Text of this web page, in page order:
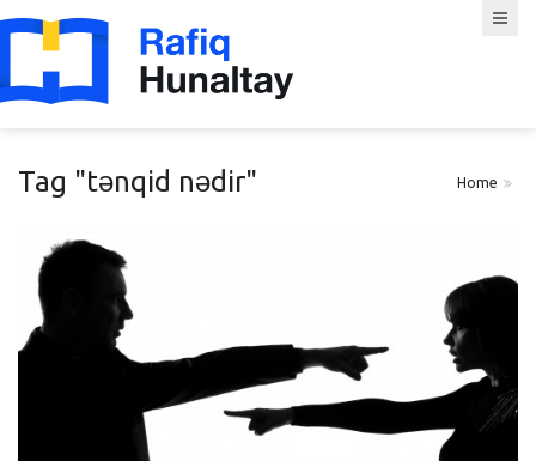
Tag "tənqid nədir" Home